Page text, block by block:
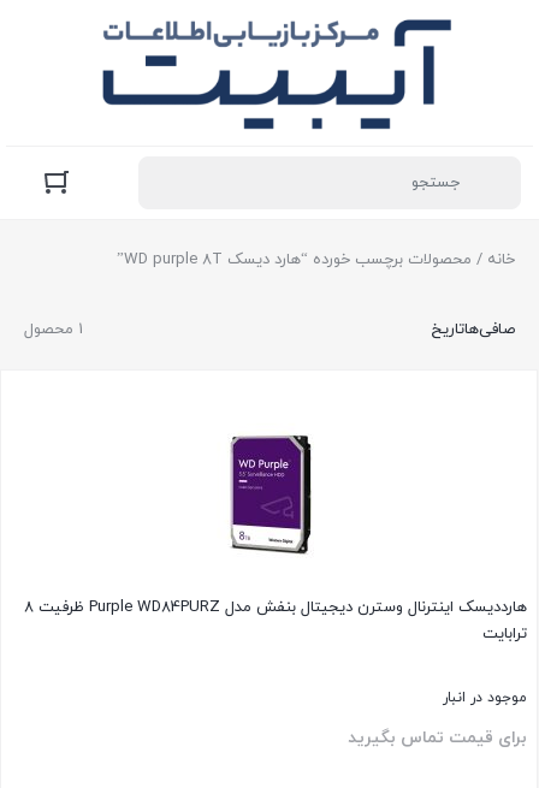
خانه / محصولات برچسب خورده “هارد دیسک WD purple 8T”
1 محصول صافی‌هاتاریخ
هارددیسک اینترنال وسترن دیجیتال بنفش مدل Purple WD84PURZ ظرفیت 8
ترابایت
موجود در انبار
برای قیمت تماس بگیرید